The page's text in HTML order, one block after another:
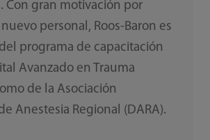
Con gran motivación por
personal, Roos-Baron es
programa de capacitación
Avanzado en Trauma
de la Asociación
Anestesia Regional (DARA).